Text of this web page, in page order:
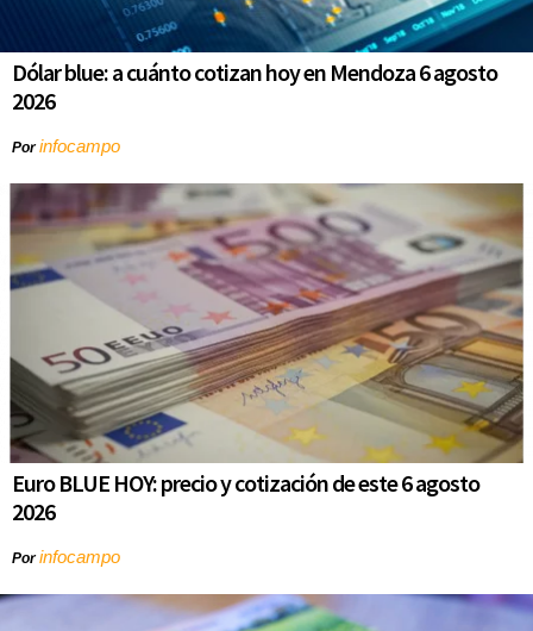
Dólar blue: a cuánto cotizan hoy en Mendoza 6 agosto
2026
Porinfocampo
Euro BLUE HOY: precio y cotización de este 6 agosto
2026
Porinfocampo